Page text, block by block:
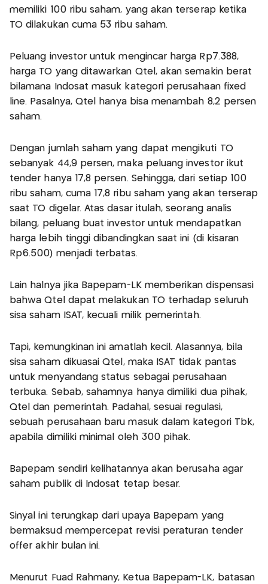
memiliki 100 ribu saham, yang akan terserap ketika
TO dilakukan cuma 53 ribu saham.
Peluang investor untuk mengincar harga Rp7.388,
harga TO yang ditawarkan Qtel, akan semakin berat
bilamana Indosat masuk kategori perusahaan fixed
line. Pasalnya, Qtel hanya bisa menambah 8,2 persen
saham.
Dengan jumlah saham yang dapat mengikuti TO
sebanyak 44,9 persen, maka peluang investor ikut
tender hanya 17,8 persen. Sehingga, dari setiap 100
ribu saham, cuma 17,8 ribu saham yang akan terserap
saat TO digelar. Atas dasar itulah, seorang analis
bilang, peluang buat investor untuk mendapatkan
harga lebih tinggi dibandingkan saat ini (di kisaran
Rp6.500) menjadi terbatas.
Lain halnya jika Bapepam-LK memberikan dispensasi
bahwa Qtel dapat melakukan TO terhadap seluruh
sisa saham ISAT, kecuali milik pemerintah.
Tapi, kemungkinan ini amatlah kecil. Alasannya, bila
sisa saham dikuasai Qtel, maka ISAT tidak pantas
untuk menyandang status sebagai perusahaan
terbuka. Sebab, sahamnya hanya dimiliki dua pihak,
Qtel dan pemerintah. Padahal, sesuai regulasi,
sebuah perusahaan baru masuk dalam kategori Tbk,
apabila dimiliki minimal oleh 300 pihak.
Bapepam sendiri kelihatannya akan berusaha agar
saham publik di Indosat tetap besar.
Sinyal ini terungkap dari upaya Bapepam yang
bermaksud mempercepat revisi peraturan tender
offer akhir bulan ini.
Menurut Fuad Rahmany, Ketua Bapepam-LK, batasan